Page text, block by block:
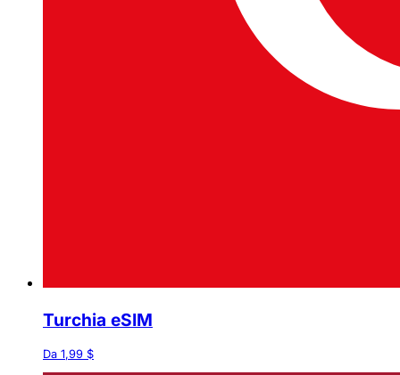
Turchia eSIM
Da 1,99 $